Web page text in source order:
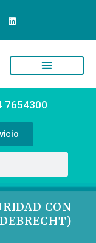
7654300
CON